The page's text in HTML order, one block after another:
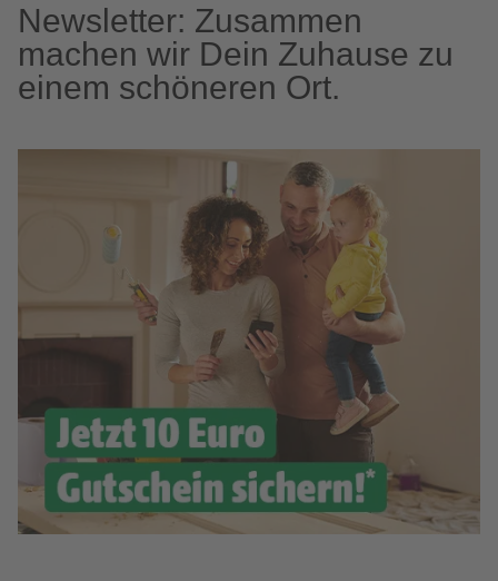
Newsletter: Zusammen
machen wir Dein Zuhause zu
einem schöneren Ort.